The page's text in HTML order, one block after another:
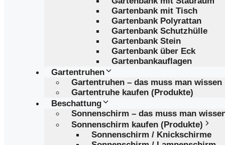
Gartenbank mit Tisch
Gartenbank Polyrattan
Gartenbank Schutzhülle
Gartenbank Stein
Gartenbank über Eck
Gartenbankauflagen
Gartentruhen
Gartentruhen – das muss man wissen
Gartentruhe kaufen (Produkte)
Beschattung
Sonnenschirm – das muss man
Sonnenschirm kaufen (Produkte)
Sonnenschirm / Knickschirme